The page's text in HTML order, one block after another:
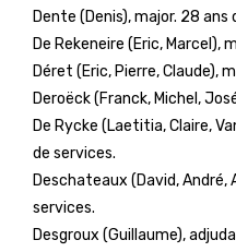
Dente (Denis), major. 28 ans
De Rekeneire (Eric, Marcel),
Déret (Eric, Pierre, Claude),
Deroëck (Franck, Michel,
De Rycke (Laetitia, Claire,
de services.
Deschateaux (David, André,
services.
Desgroux (Guillaume),